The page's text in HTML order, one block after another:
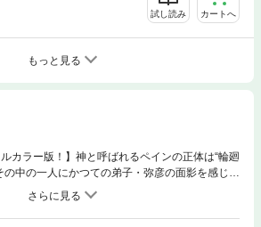
試し読み カートへ
もっと見る
カラー版！】神と呼ばれるペインの正体は“輪廻
中の一人にかつての弟子・弥彦の面影を感じる
り着くが!? 一方、ついにイタチと対峙したサス